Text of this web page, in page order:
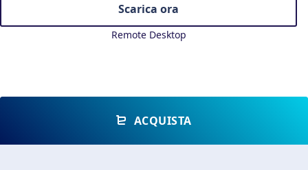
Scarica ora
Remote Desktop
ACQUISTA